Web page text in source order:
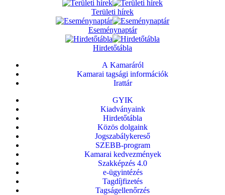
Területi hírek
Eseménynaptár
Hirdetőtábla
A Kamaráról
Kamarai tagsági információk
Irattár
GYIK
Kiadványaink
Hirdetőtábla
Közös dolgaink
Jogszabálykereső
SZEBB-program
Kamarai kedvezmények
Szakképzés 4.0
e-ügyintézés
Tagdíjfizetés
Tagságellenőrzés